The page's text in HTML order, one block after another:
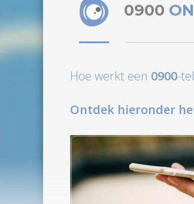
0900
Hoe werkt een 0900-
Ontdek hieronder